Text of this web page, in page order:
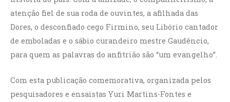
atenção fiel de sua roda de ouvintes, a afilhada das
Dores, o desconfiado cego Firmino, seu Libório cantador
de emboladas e o sábio curandeiro mestre Gaudêncio,
para quem as palavras do anfitrião são “um evangelho”.
Com esta publicação comemorativa, organizada pelos
pesquisadores e ensaistas Yuri Martins-Fontes e